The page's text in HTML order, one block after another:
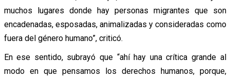
muchos lugares donde hay personas migrantes que son
encadenadas, esposadas, animalizadas y consideradas como
fuera del género humano”, criticó.
En ese sentido, subrayó que “ahí hay una crítica grande al
modo en que pensamos los derechos humanos, porque,